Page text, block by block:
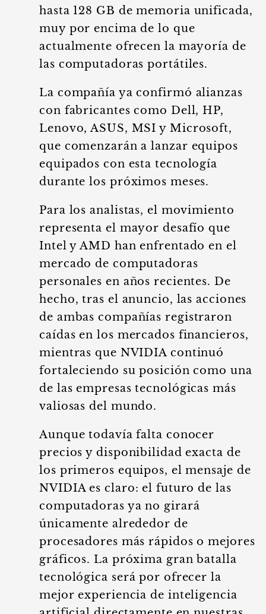
hasta 128 GB de memoria unificada,
muy por encima de lo que
actualmente ofrecen la mayoría de
las computadoras portátiles.
La compañía ya confirmó alianzas
con fabricantes como Dell, HP,
Lenovo, ASUS, MSI y Microsoft,
que comenzarán a lanzar equipos
equipados con esta tecnología
durante los próximos meses.
Para los analistas, el movimiento
representa el mayor desafío que
Intel y AMD han enfrentado en el
mercado de computadoras
personales en años recientes. De
hecho, tras el anuncio, las acciones
de ambas compañías registraron
caídas en los mercados financieros,
mientras que NVIDIA continuó
fortaleciendo su posición como una
de las empresas tecnológicas más
valiosas del mundo.
Aunque todavía falta conocer
precios y disponibilidad exacta de
los primeros equipos, el mensaje de
NVIDIA es claro: el futuro de las
computadoras ya no girará
únicamente alrededor de
procesadores más rápidos o mejores
gráficos. La próxima gran batalla
tecnológica será por ofrecer la
mejor experiencia de inteligencia